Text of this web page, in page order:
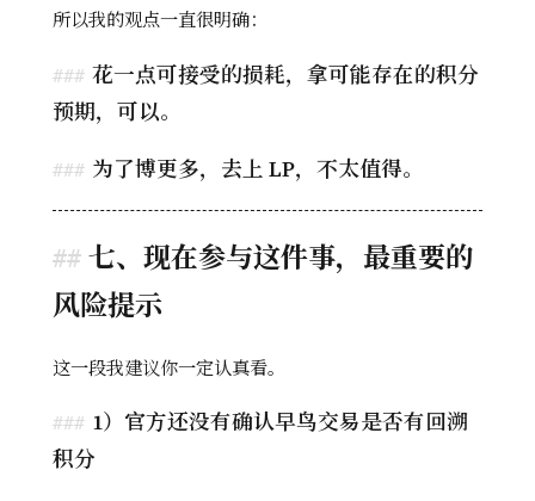
所以我的观点一直很明确：
花一点可接受的损耗，拿可能存在的积分
预期，可以。
为了博更多，去上 LP，不太值得。
七、现在参与这件事，最重要的
风险提示
这一段我建议你一定认真看。
1）官方还没有确认早鸟交易是否有回溯
积分